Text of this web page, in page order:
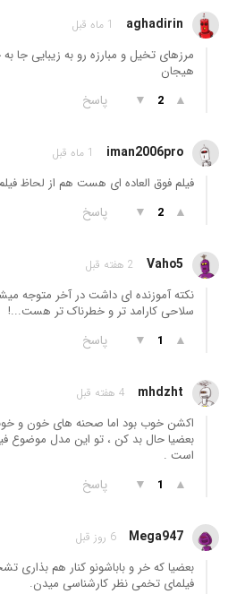
aghadirin 1 ماه قبل
مرزهای تخیل و مبارزه رو به زیبایی جا
هیجان
▲
2
▼ پاسخ
iman2006pro 1 ماه قبل
فیلم فوق العاده ای هست هم از لحاظ
▲
2
▼ پاسخ
Vaho5 2 هفته قبل
نکته آموزنده ای داشت در آخر متوجه
سلاحی کارامد تر و خطرناک تر هست...!
▲
1
▼ پاسخ
mhdzht 4 هفته قبل
اکشن خوب بود اما صحنه های خون و
است .
▲
1
▼ پاسخ
Mega947 6 روز قبل
بعضیا که خر و باباشونو کنار هم بذاری
فیلمای تخمی نظر کارشناسی میدن.